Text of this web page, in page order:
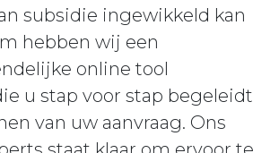
subsidie ingewikkeld kan
hebben wij een
online tool
u stap voor stap begeleidt
van uw aanvraag. Ons